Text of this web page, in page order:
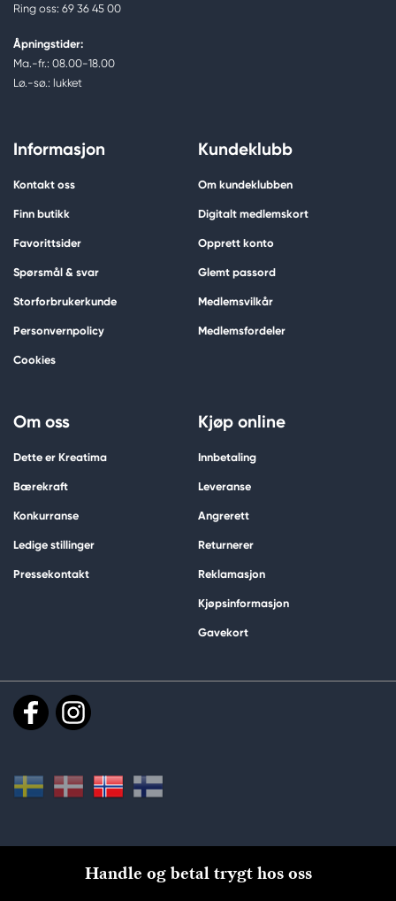
Ring oss: 69 36 45 00
Åpningstider:
Ma.-fr.: 08.00-18.00
Lø.-sø.: lukket
Informasjon
Kontakt oss
Finn butikk
Favorittsider
Spørsmål & svar
Storforbrukerkunde
Personvernpolicy
Cookies
Kundeklubb
Om kundeklubben
Digitalt medlemskort
Opprett konto
Glemt passord
Medlemsvilkår
Medlemsfordeler
Om oss
Dette er Kreatima
Bærekraft
Konkurranse
Ledige stillinger
Pressekontakt
Kjøp online
Innbetaling
Leveranse
Angrerett
Returnerer
Reklamasjon
Kjøpsinformasjon
Gavekort
Handle og betal trygt hos oss